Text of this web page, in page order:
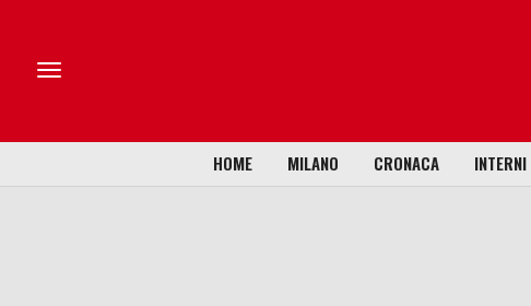
HOME MILANO CRONACA INTERNI